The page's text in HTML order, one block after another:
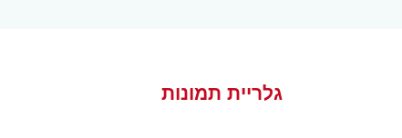
גלריית תמונות